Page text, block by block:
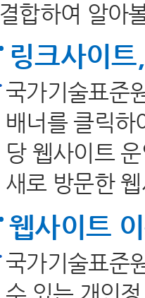
결합하여 알아
링크사이
국가기술표준
배너를 클릭하
당 웹사이트
새로 방문한
웹사이트
국가기술표준